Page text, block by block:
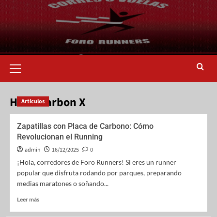
Hoka Carbon X
Artículos
Zapatillas con Placa de Carbono: Cómo
Revolucionan el Running
admin 16/12/2025
0
¡Hola, corredores de Foro Runners! Si eres un runner
popular que disfruta rodando por parques, preparando
medias maratones o soñando...
Leer más